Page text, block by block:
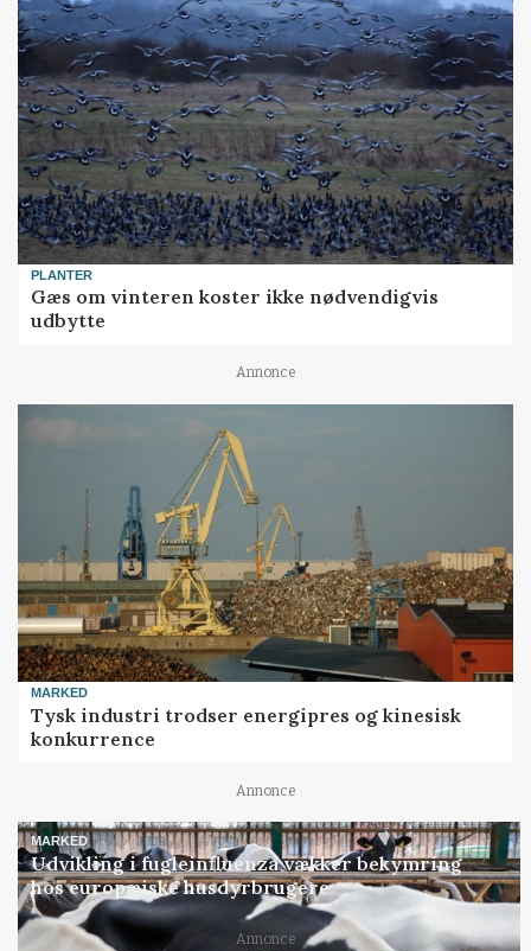
PLANTER
Gæs om vinteren koster ikke nødvendigvis
udbytte
Annonce
MARKED
Tysk industri trodser energipres og kinesisk
konkurrence
Annonce
MARKED
Udvikling i fugleinfluenza vækker bekymring
hos europæiske husdyrbrugere
Annonce